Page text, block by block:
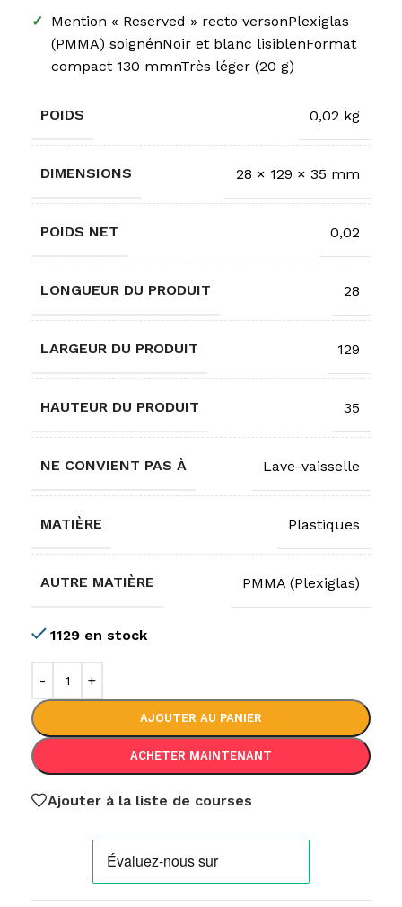
✓ Mention « Reserved » recto versonPlexiglas
(PMMA) soignénNoir et blanc lisiblenFormat
compact 130 mmnTrès léger (20 g)
POIDS 0,02 kg
DIMENSIONS 28 × 129 × 35 mm
POIDS NET 0,02
LONGUEUR DU PRODUIT 28
LARGEUR DU PRODUIT 129
HAUTEUR DU PRODUIT 35
NE CONVIENT PAS À Lave-vaisselle
MATIÈRE Plastiques
AUTRE MATIÈRE PMMA (Plexiglas)
1129 en stock
AJOUTER AU PANIER
ACHETER MAINTENANT
Ajouter à la liste de courses